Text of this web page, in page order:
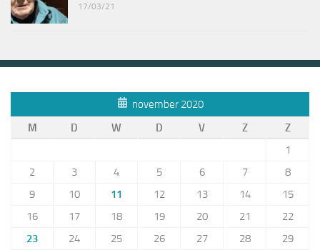
17/03/21
november 2020
M
D W D V Z
Z
1
2
3 4 5 6 7
8
9
10 11 12 13 14
15
16
17 18 19 20 21
22
23
24 25 26 27 28
29